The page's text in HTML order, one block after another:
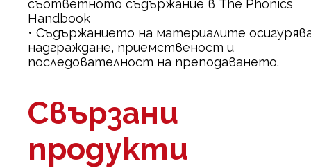
съответното съдържание в The Phonics
Handbook
• Съдържанието на материалите
надграждане, приемственост и
последователност на преподаването.
Свързани
продукти